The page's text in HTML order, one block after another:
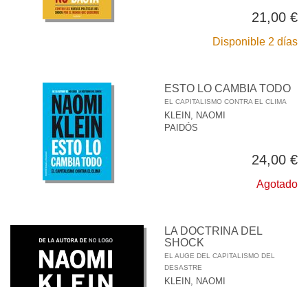
21,00 €
Disponible 2 días
ESTO LO CAMBIA TODO
EL CAPITALISMO CONTRA EL CLIMA
KLEIN, NAOMI
PAIDÓS
24,00 €
Agotado
LA DOCTRINA DEL
SHOCK
EL AUGE DEL CAPITALISMO DEL
DESASTRE
KLEIN, NAOMI